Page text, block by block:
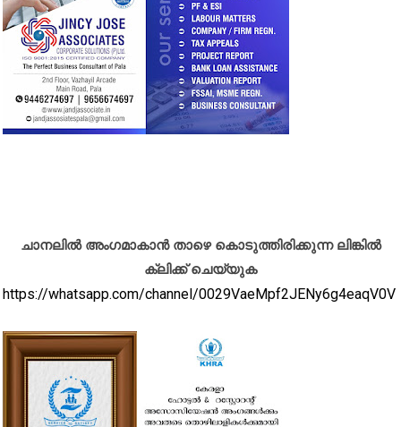
ചാനലിൽ അംഗമാകാൻ താഴെ കൊടുത്തിരിക്കുന്ന ലിങ്കിൽ
ക്ലിക്ക് ചെയ്യുക
https://whatsapp.com/channel/0029VaeMpf2JENy6g4eaqV0V